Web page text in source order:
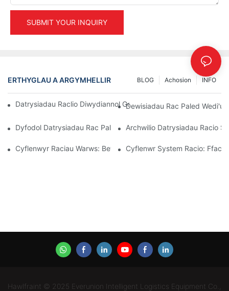
SUBMIT YOUR INQUIRY
ERTHYGLAU A ARGYMHELLIR INFO
Achosion
BLOG
Datrysiadau Raclio Diwydiannol Gorau Ar Gyfer Rheoli Warws
Dewisiadau Rac Paled Wedi'u
Dyfodol Datrysiadau Rac Pallet: Tueddiadau Ac Arloesiadau
Archwilio Datrysiadau Racio
Cyflenwyr Raciau Warws: Beth I Chwilio Amdano
Cyflenwr System Racio:
Hawlfraint © 2025 Everunion Intelligent Logistics Equipment Co.,